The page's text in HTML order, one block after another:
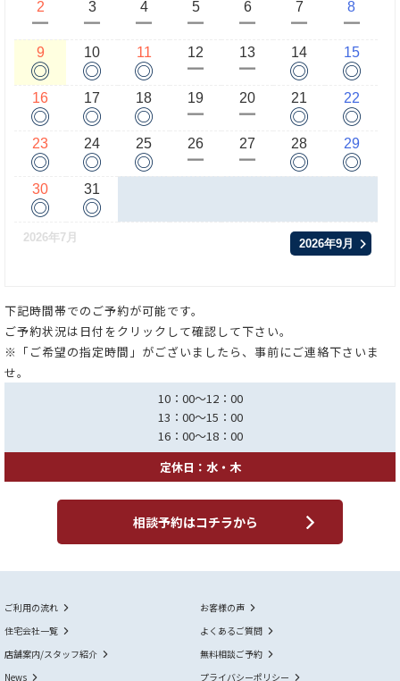
2
ー
3
ー
4
ー
5
ー
6
ー
7
ー
8
ー
9
◎
10
◎
11
◎
12
ー
13
ー
14
◎
15
◎
16
◎
17
◎
18
◎
19
ー
20
ー
21
◎
22
◎
23
◎
24
◎
25
◎
26
ー
27
ー
28
◎
29
◎
30
◎
31
◎
2026年7月 2026年9月
下記時間帯でのご予約が可能です。
ご予約状況は日付をクリックして確認して下さい。
※「ご希望の指定時間」がございましたら、事前にご連絡下さいま
せ。
10：00～12：00
13：00～15：00
16：00～18：00
定休日：水・木
相談予約はコチラから
ご利用の流れ
お客様の声
住宅会社一覧
よくあるご質問
店舗案内/スタッフ紹介
無料相談ご予約
News
プライバシーポリシー